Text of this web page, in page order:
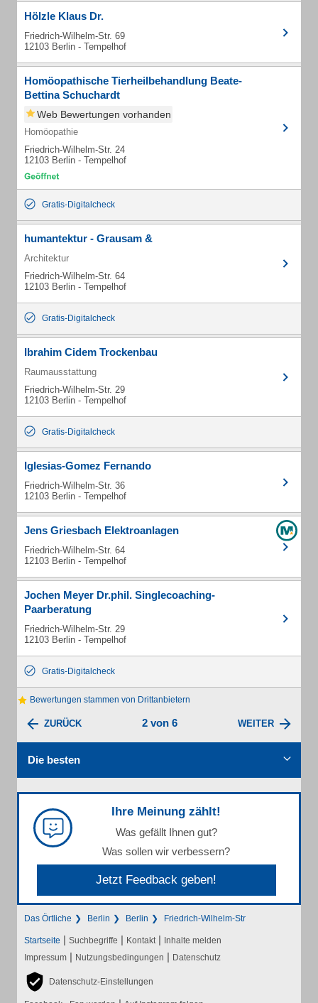
Hölzle Klaus Dr.
Friedrich-Wilhelm-Str. 69
12103 Berlin - Tempelhof
Homöopathische Tierheilbehandlung Beate-
Bettina Schuchardt
Web Bewertungen vorhanden
Homöopathie
Friedrich-Wilhelm-Str. 24
12103 Berlin - Tempelhof
Gratis-Digitalcheck
humantektur - Grausam &
Architektur
Friedrich-Wilhelm-Str. 64
12103 Berlin - Tempelhof
Gratis-Digitalcheck
Ibrahim Cidem Trockenbau
Raumausstattung
Friedrich-Wilhelm-Str. 29
12103 Berlin - Tempelhof
Gratis-Digitalcheck
Iglesias-Gomez Fernando
Friedrich-Wilhelm-Str. 36
12103 Berlin - Tempelhof
Jens Griesbach Elektroanlagen
Friedrich-Wilhelm-Str. 64
12103 Berlin - Tempelhof
Jochen Meyer Dr.phil. Singlecoaching-
Paarberatung
Friedrich-Wilhelm-Str. 29
12103 Berlin - Tempelhof
Gratis-Digitalcheck
Bewertungen stammen von Drittanbietern
ZURÜCK 2 von 6 WEITER
Die besten
Ihre Meinung zählt!
Was gefällt Ihnen gut?
Was sollen wir verbessern?
Jetzt Feedback geben!
Das Örtliche Berlin Berlin Friedrich-Wilhelm-Str
Startseite | Suchbegriffe | Kontakt | Inhalte melden
Impressum | Nutzungsbedingungen | Datenschutz
Datenschutz-Einstellungen